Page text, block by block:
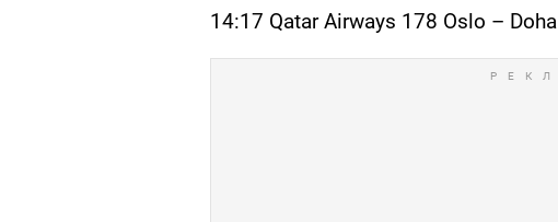
14:17 Qatar Airways 178 Oslo – Doha